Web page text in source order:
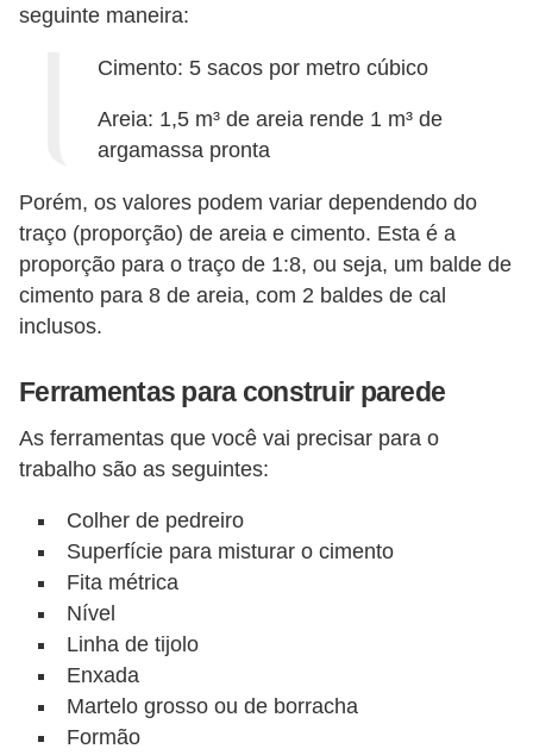
seguinte maneira:
Cimento: 5 sacos por metro cúbico
Areia: 1,5 m³ de areia rende 1 m³ de
argamassa pronta
Porém, os valores podem variar dependendo do
traço (proporção) de areia e cimento. Esta é a
proporção para o traço de 1:8, ou seja, um balde de
cimento para 8 de areia, com 2 baldes de cal
inclusos.
Ferramentas para construir parede
As ferramentas que você vai precisar para o
trabalho são as seguintes:
Colher de pedreiro
Superfície para misturar o cimento
Fita métrica
Nível
Linha de tijolo
Enxada
Martelo grosso ou de borracha
Formão